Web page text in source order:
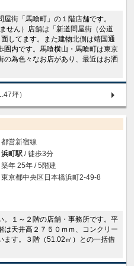
街「馬喰町」の１階店舗です。
せん）店舗は「新道問屋街（公道
してます。また建物北側は靖国通
圏内です。馬喰横山・馬喰町は東京
の為色々なお店があり、最近はお洒
坪）
都営新宿線
浜町駅 / 徒歩3分
築年 25年 / 5階建
東京都中央区日本橋浜町2-49-8
。１～２階の店舗・事務所です。平
は天井高２７５０ｍｍ、コンクリー
ます。３階（51.02㎡）との一括借